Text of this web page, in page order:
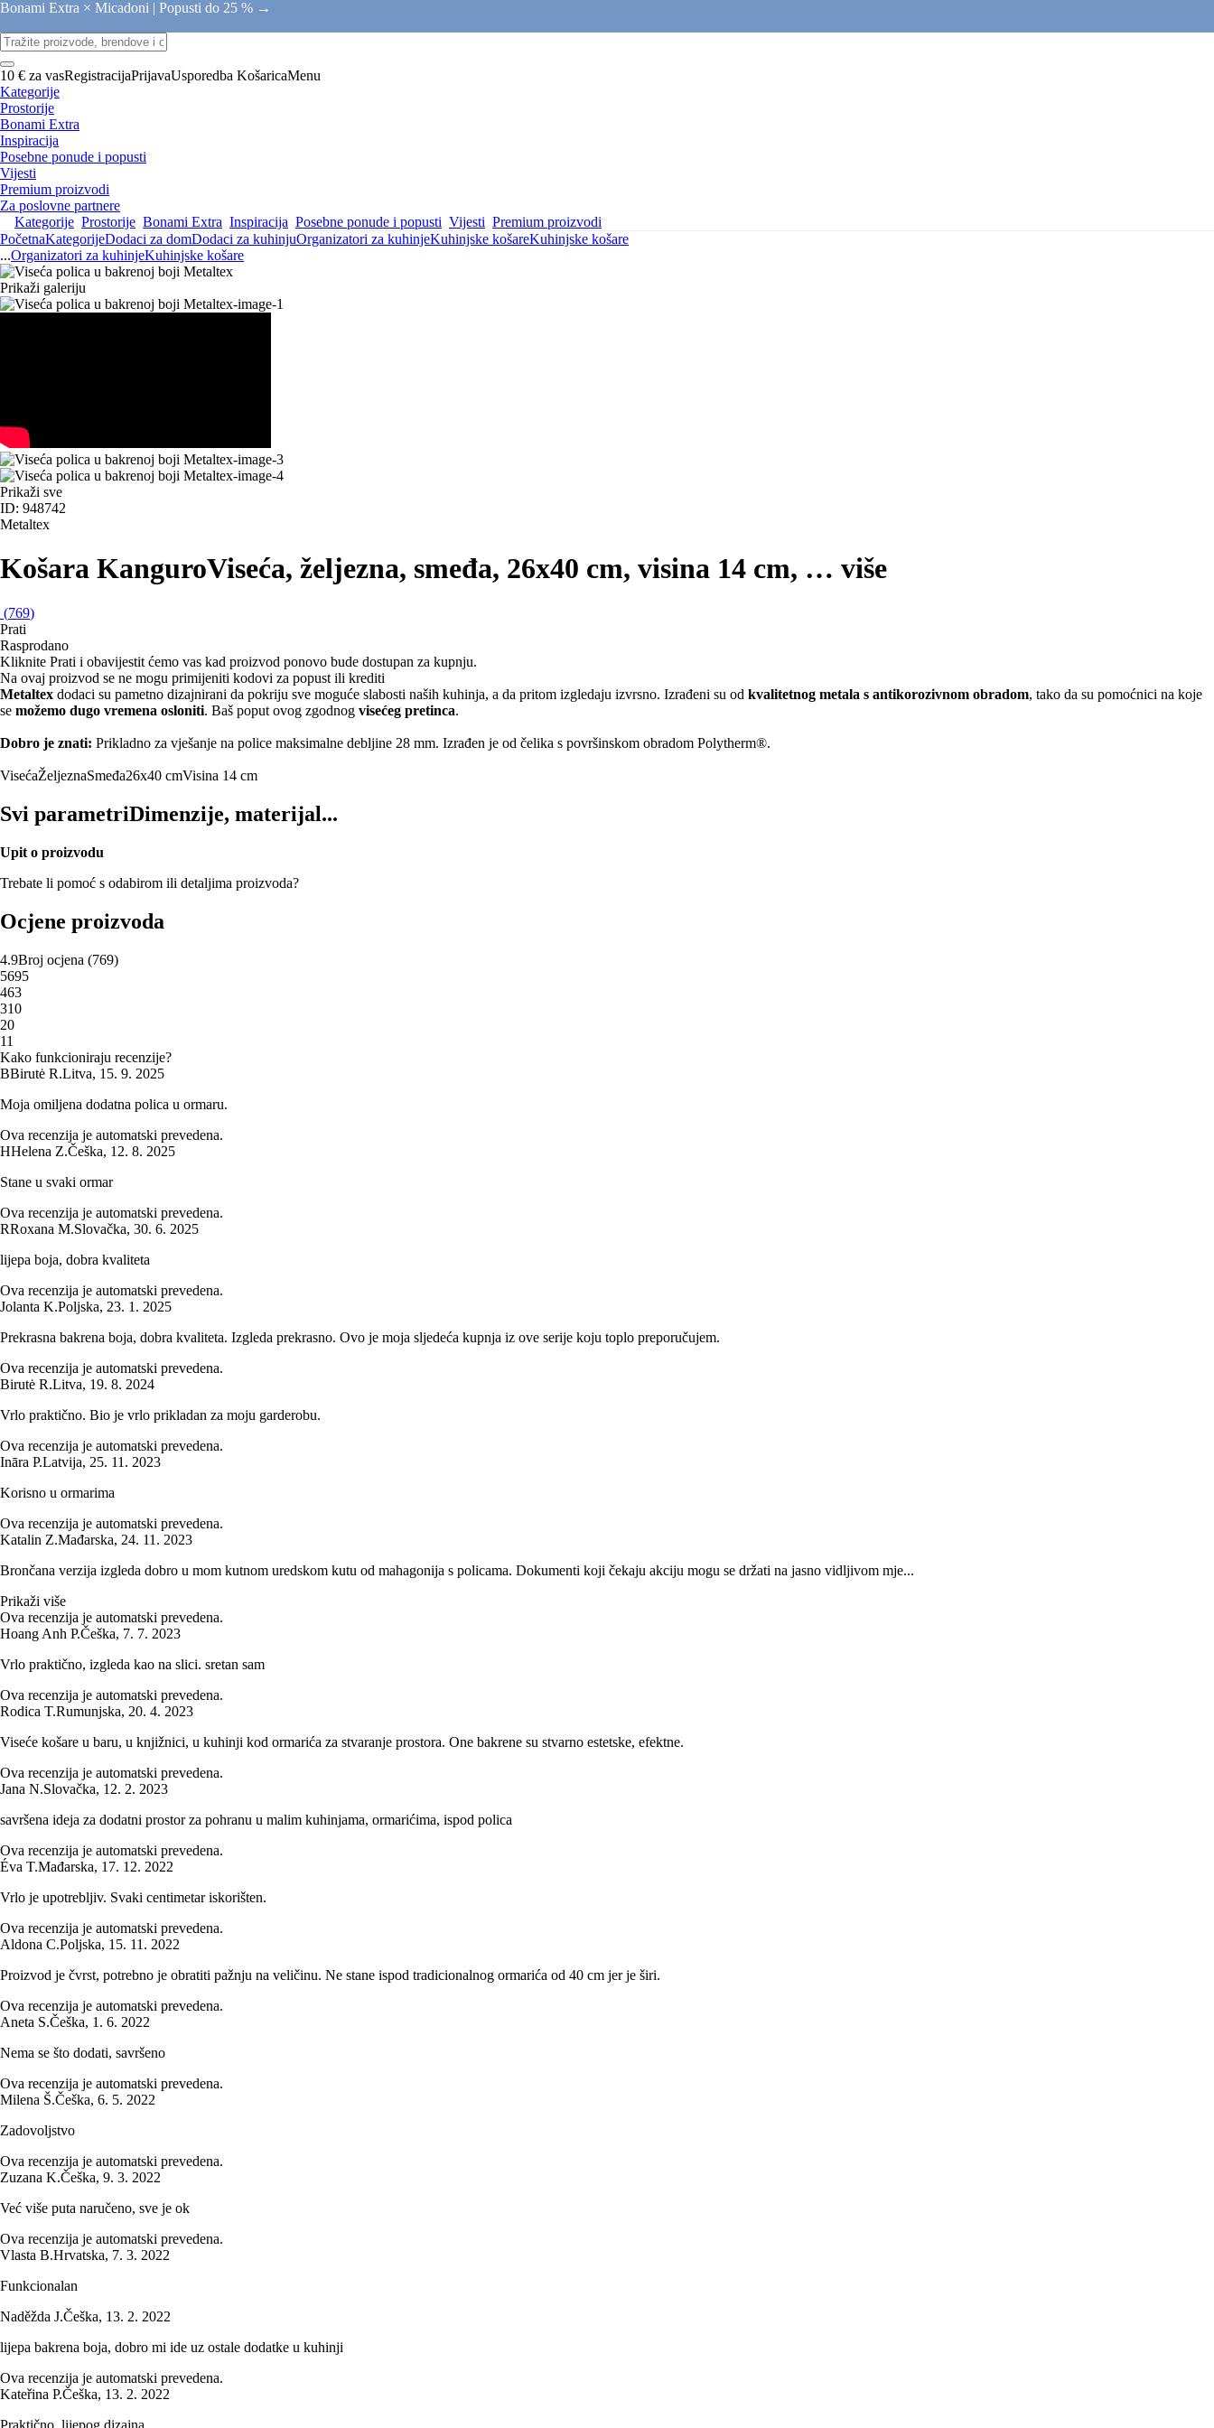
Bonami Extra × Micadoni | Popusti do 25 % →
10 € za vasRegistracijaPrijavaUsporedba KošaricaMenu
Kategorije
Prostorije
Bonami Extra
Inspiracija
Posebne ponude i popusti
Vijesti
Premium proizvodi
Za poslovne partnere
Kategorije Prostorije Bonami Extra Inspiracija Posebne ponude i popusti Vijesti Premium proizvodi
PočetnaKategorijeDodaci za domDodaci za kuhinjuOrganizatori za kuhinjeKuhinjske košareKuhinjske košare
...Organizatori za kuhinjeKuhinjske košare
Prikaži galeriju
Prikaži sve
ID: 948742
Metaltex
Košara KanguroViseća, željezna, smeđa, 26x40 cm, visina 14 cm, … više
(769)
Prati
Rasprodano
Kliknite Prati i obavijestit ćemo vas kad proizvod ponovo bude dostupan za kupnju.
Na ovaj proizvod se ne mogu primijeniti kodovi za popust ili krediti
Metaltex dodaci su pametno dizajnirani da pokriju sve moguće slabosti naših kuhinja, a da pritom izgledaju izvrsno. Izrađeni su od kvalitetnog metala s antikorozivnom obradom, tako da su pomoćnici na koje
se možemo dugo vremena osloniti. Baš poput ovog zgodnog visećeg pretinca.
Dobro je znati: Prikladno za vješanje na police maksimalne debljine 28 mm. Izrađen je od čelika s površinskom obradom Polytherm®.
VisećaŽeljeznaSmeđa26x40 cmVisina 14 cm
Svi parametriDimenzije, materijal...
Upit o proizvodu
Trebate li pomoć s odabirom ili detaljima proizvoda?
Ocjene proizvoda
4.9Broj ocjena (769)
5695
463
310
20
11
Kako funkcioniraju recenzije?
BBirutė R.Litva, 15. 9. 2025
Moja omiljena dodatna polica u ormaru.
Ova recenzija je automatski prevedena.
HHelena Z.Češka, 12. 8. 2025
Stane u svaki ormar
Ova recenzija je automatski prevedena.
RRoxana M.Slovačka, 30. 6. 2025
lijepa boja, dobra kvaliteta
Ova recenzija je automatski prevedena.
Jolanta K.Poljska, 23. 1. 2025
Prekrasna bakrena boja, dobra kvaliteta. Izgleda prekrasno. Ovo je moja sljedeća kupnja iz ove serije koju toplo preporučujem.
Ova recenzija je automatski prevedena.
Birutė R.Litva, 19. 8. 2024
Vrlo praktično. Bio je vrlo prikladan za moju garderobu.
Ova recenzija je automatski prevedena.
Ināra P.Latvija, 25. 11. 2023
Korisno u ormarima
Ova recenzija je automatski prevedena.
Katalin Z.Mađarska, 24. 11. 2023
Brončana verzija izgleda dobro u mom kutnom uredskom kutu od mahagonija s policama. Dokumenti koji čekaju akciju mogu se držati na jasno vidljivom mje...
Prikaži više
Ova recenzija je automatski prevedena.
Hoang Anh P.Češka, 7. 7. 2023
Vrlo praktično, izgleda kao na slici. sretan sam
Ova recenzija je automatski prevedena.
Rodica T.Rumunjska, 20. 4. 2023
Viseće košare u baru, u knjižnici, u kuhinji kod ormarića za stvaranje prostora. One bakrene su stvarno estetske, efektne.
Ova recenzija je automatski prevedena.
Jana N.Slovačka, 12. 2. 2023
savršena ideja za dodatni prostor za pohranu u malim kuhinjama, ormarićima, ispod polica
Ova recenzija je automatski prevedena.
Éva T.Mađarska, 17. 12. 2022
Vrlo je upotrebljiv. Svaki centimetar iskorišten.
Ova recenzija je automatski prevedena.
Aldona C.Poljska, 15. 11. 2022
Proizvod je čvrst, potrebno je obratiti pažnju na veličinu. Ne stane ispod tradicionalnog ormarića od 40 cm jer je širi.
Ova recenzija je automatski prevedena.
Aneta S.Češka, 1. 6. 2022
Nema se što dodati, savršeno
Ova recenzija je automatski prevedena.
Milena Š.Češka, 6. 5. 2022
Zadovoljstvo
Ova recenzija je automatski prevedena.
Zuzana K.Češka, 9. 3. 2022
Već više puta naručeno, sve je ok
Ova recenzija je automatski prevedena.
Vlasta B.Hrvatska, 7. 3. 2022
Funkcionalan
Naděžda J.Češka, 13. 2. 2022
lijepa bakrena boja, dobro mi ide uz ostale dodatke u kuhinji
Ova recenzija je automatski prevedena.
Kateřina P.Češka, 13. 2. 2022
Praktično, lijepog dizajna